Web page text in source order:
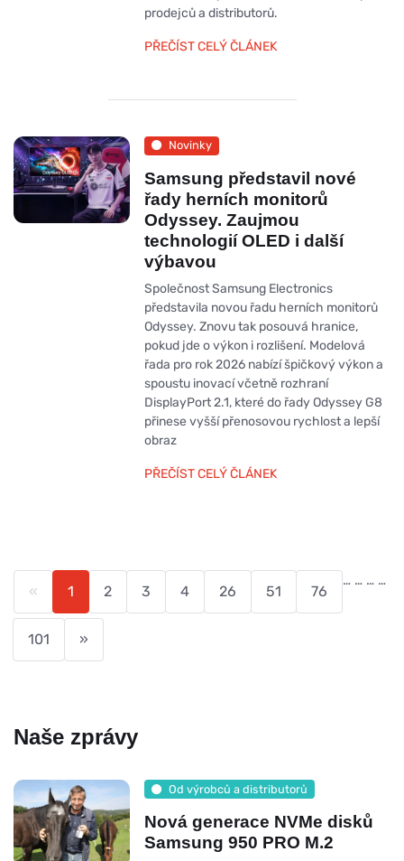
prodejců a distributorů.
PŘEČÍST CELÝ ČLÁNEK
Novinky
Samsung představil nové
řady herních monitorů
Odyssey. Zaujmou
technologií OLED i další
výbavou
Společnost Samsung Electronics
představila novou řadu herních monitorů
Odyssey. Znovu tak posouvá hranice,
pokud jde o výkon i rozlišení. Modelová
řada pro rok 2026 nabízí špičkový výkon a
spoustu inovací včetně rozhraní
DisplayPort 2.1, které do řady Odyssey G8
přinese vyšší přenosovou rychlost a lepší
obraz
PŘEČÍST CELÝ ČLÁNEK
« 1 2 3 4
…
26
…
51
…
76
…
101 »
Naše zprávy
Od výrobců a distributorů
Nová generace NVMe disků
Samsung 950 PRO M.2